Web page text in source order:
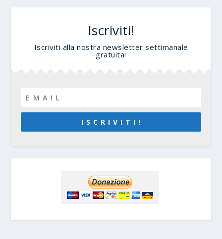
Iscriviti!
Iscriviti alla nostra newsletter settimanale
gratuita!
I S C R I V I T I !